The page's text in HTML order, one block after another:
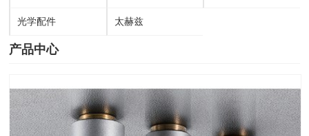
光学配件 太赫兹
产品中心